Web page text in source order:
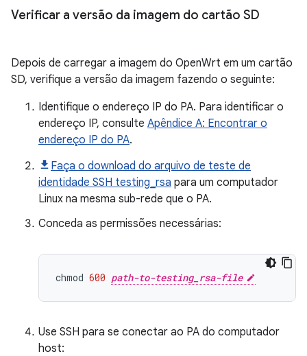
Verificar a versão da imagem do cartão SD
Depois de carregar a imagem do OpenWrt em um cartão
SD, verifique a versão da imagem fazendo o seguinte:
Identifique o endereço IP do PA. Para identificar o
endereço IP, consulte Apêndice A: Encontrar o
endereço IP do PA.
Faça o download do arquivo de teste de
identidade SSH testing_rsa para um computador
Linux na mesma sub-rede que o PA.
Conceda as permissões necessárias:
chmod 600 path-to-testing_rsa-file
Use SSH para se conectar ao PA do computador
host: